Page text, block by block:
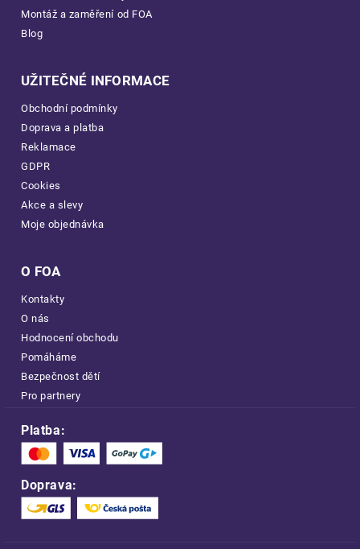
Montáž a zaměření od FOA
Blog
UŽITEČNÉ INFORMACE
Obchodní podmínky
Doprava a platba
Reklamace
GDPR
Cookies
Akce a slevy
Moje objednávka
O FOA
Kontakty
O nás
Hodnocení obchodu
Pomáháme
Bezpečnost dětí
Pro partnery
Platba:
Doprava: